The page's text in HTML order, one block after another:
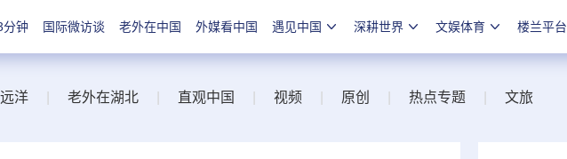
分钟 国际微访谈 老外在中国 外媒看中国 遇见中国 深耕世界 文娱体育 楼兰平台
洋 老外在湖北 直观中国 视频 原创 热点专题 文旅